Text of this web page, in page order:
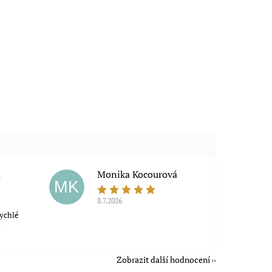
MK
Monika Kocourová
8.7.2026
Zobrazit další hodnocení